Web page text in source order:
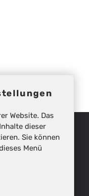
Website. Das
dieser
Sie können
Menü